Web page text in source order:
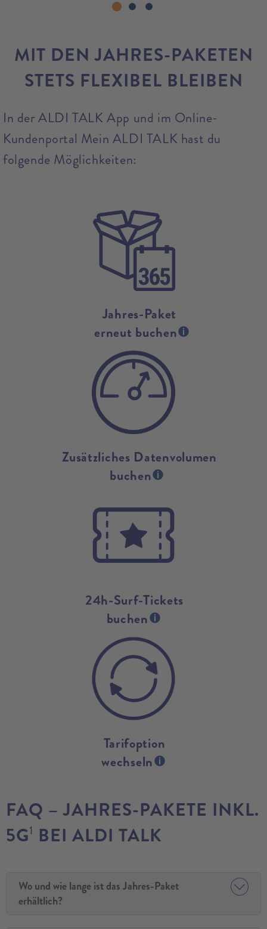
MIT DEN JAHRES-PAKETEN
STETS FLEXIBEL BLEIBEN
In der ALDI TALK App und im Online-
Kundenportal Mein ALDI TALK hast du
folgende Möglichkeiten:
Jahres-Paket
erneut buchen
Zusätzliches Datenvolumen
buchen
24h-Surf-Tickets
buchen
Tarifoption
wechseln
FAQ – JAHRES-PAKETE INKL.
5G1 BEI ALDI TALK
Wo und wie lange ist das Jahres-Paket
erhältlich?